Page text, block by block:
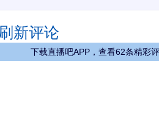
刷新评论
下载直播吧APP，查看62条精彩